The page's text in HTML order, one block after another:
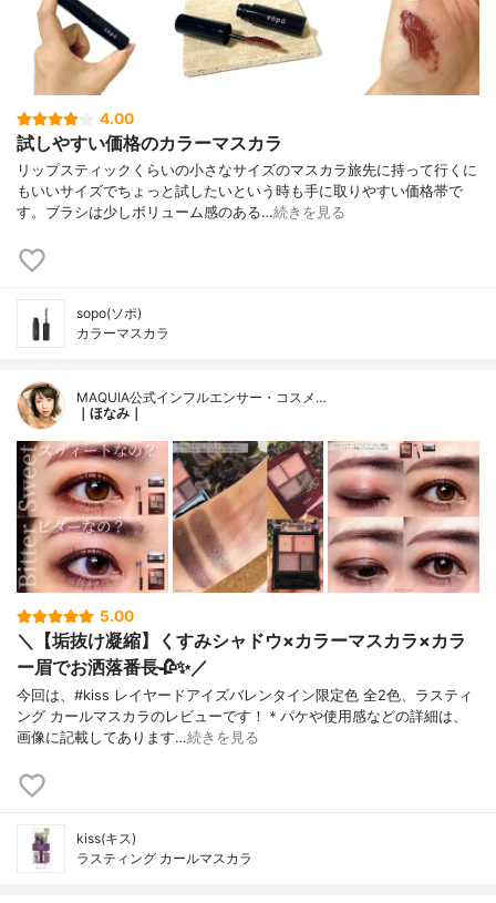
4.00
試しやすい価格のカラーマスカラ
リップスティックくらいの小さなサイズのマスカラ旅先に持って行くに
もいいサイズでちょっと試したいという時も手に取りやすい価格帯で
す。ブラシは少しボリューム感のある…続きを見る
sopo(ソポ)
カラーマスカラ
MAQUIA公式インフルエンサー・コスメ…
｜ほなみ｜
5.00
＼【垢抜け凝縮】くすみシャドウ×カラーマスカラ×カラ
ー眉でお洒落番長🥀✨／
今回は、#kiss レイヤードアイズバレンタイン限定色 全2色、ラスティ
ング カールマスカラのレビューです！＊パケや使用感などの詳細は、
画像に記載してあります…続きを見る
kiss(キス)
ラスティング カールマスカラ